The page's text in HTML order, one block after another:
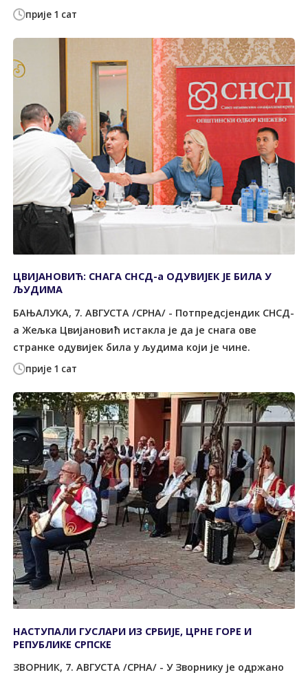
прије 1 сат
прије 1 сат
ЦВИЈАНОВИЋ: СНАГА СНСД-а ОДУВИЈЕК ЈЕ БИЛА У
ЉУДИМА
БАЊАЛУКА, 7. АВГУСТА /СРНА/ - Потпредсјендик СНСД-
а Жељка Цвијановић истакла је да је снага ове
странке одувијек била у људима који је чине.
НАСТУПАЛИ ГУСЛАРИ ИЗ СРБИЈЕ, ЦРНЕ ГОРЕ И
РЕПУБЛИКЕ СРПСКЕ
ЗВОРНИК, 7. АВГУСТА /СРНА/ - У Зворнику је одржано